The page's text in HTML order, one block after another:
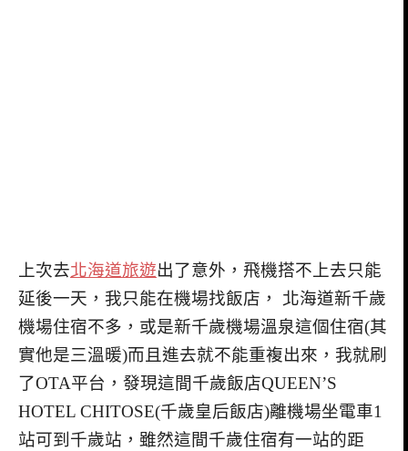
上次去北海道旅遊出了意外，飛機搭不上去只能
延後一天，我只能在機場找飯店， 北海道新千歲
機場住宿不多，或是新千歲機場溫泉這個住宿(其
實他是三溫暖)而且進去就不能重複出來，我就刷
了OTA平台，發現這間千歲飯店QUEEN’S
HOTEL CHITOSE(千歲皇后飯店)離機場坐電車1
站可到千歲站，雖然這間千歲住宿有一站的距